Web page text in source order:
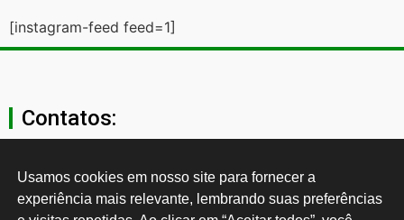
[instagram-feed feed=1]
Contatos:
secgeral@ctb.org.br
11 3874-0040
Usamos cookies em nosso site para fornecer a
experiência mais relevante, lembrando suas preferências